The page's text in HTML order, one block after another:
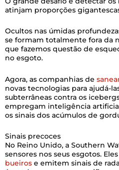
atinjam proporções
Ocultos nas úmidas
se formam totalmente fora da
que fazemos questão de
no esgoto.
Agora, as companhias de
novas tecnologias para ajudá-
subterrâneas contra os
empregam inteligência
os sinais dos acúmulos de
Sinais precoces
No Reino Unido, a Southern
sensores nos seus esgotos.
bueiros e emitem sinais de